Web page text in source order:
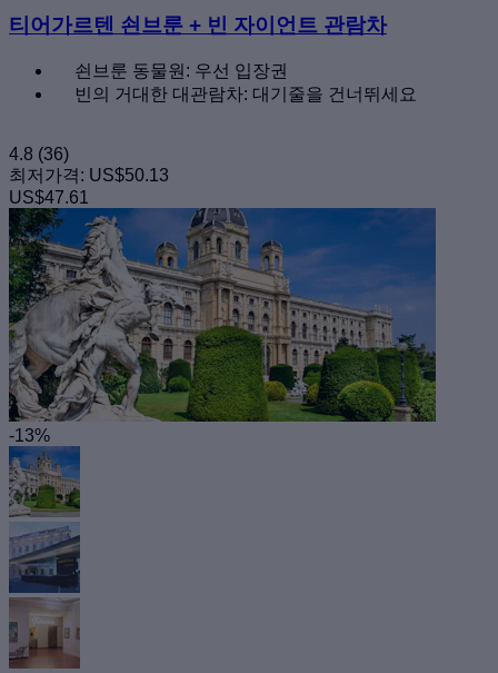
티어가르텐 쇤브룬 + 빈 자이언트 관람차
쇤브룬 동물원: 우선 입장권
빈의 거대한 대관람차: 대기줄을 건너뛰세요
4.8 (36)
최저가격: US$50.13
US$47.61
-13%